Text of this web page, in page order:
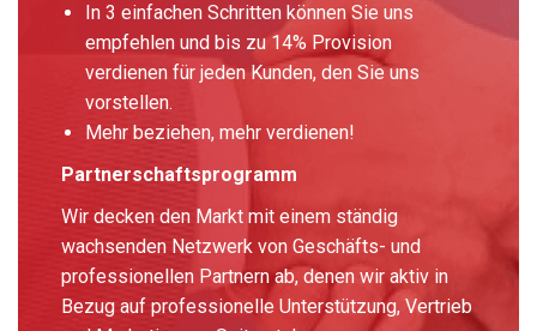
In 3 einfachen Schritten können Sie uns
empfehlen und bis zu 14% Provision
verdienen für jeden Kunden, den Sie uns
vorstellen.
Mehr beziehen, mehr verdienen!
Partnerschaftsprogramm
Wir decken den Markt mit einem ständig
wachsenden Netzwerk von Geschäfts- und
professionellen Partnern ab, denen wir aktiv in
Bezug auf professionelle Unterstützung, Vertrieb